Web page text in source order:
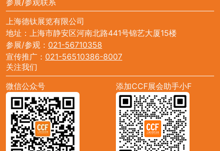
上海德钛展览有限公司
地址：上海市静安区河南北路441号锦艺大厦15楼
参展/参观： 021-56710358
宣传推广： 021-56510386-8007
关注我们
微信公众号
添加CCF展会助手小F